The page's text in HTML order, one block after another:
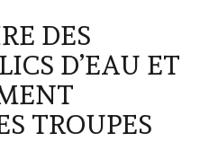
DES
D’EAU ET
TROUPES